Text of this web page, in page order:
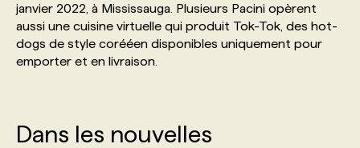
PROGRAMMES DE SUBVENTIONS
ANNONCEZ AVEC NOUS
janvier 2022, à Mississauga. Plusieurs Pacini opèrent
aussi une cuisine virtuelle qui produit Tok-Tok, des hot-
dogs de style corééen disponibles uniquement pour
emporter et en livraison.
Dans les nouvelles